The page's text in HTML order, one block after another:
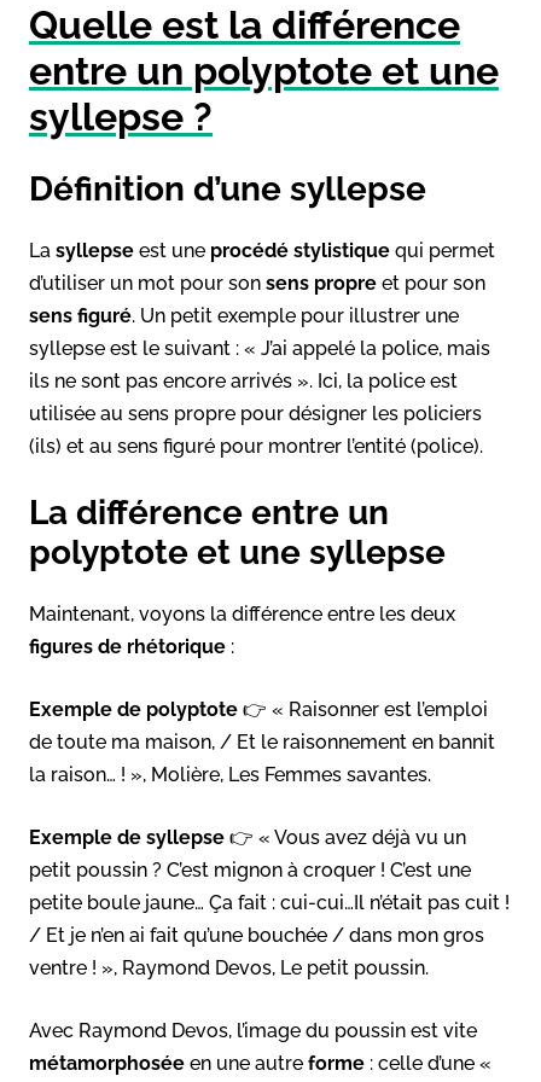
Quelle est la différence
entre un polyptote et une
syllepse ?
Définition d’une syllepse
La syllepse est une procédé stylistique qui permet
d’utiliser un mot pour son sens propre et pour son
sens figuré. Un petit exemple pour illustrer une
syllepse est le suivant : « J’ai appelé la police, mais
ils ne sont pas encore arrivés ». Ici, la police est
utilisée au sens propre pour désigner les policiers
(ils) et au sens figuré pour montrer l’entité (police).
La différence entre un
polyptote et une syllepse
Maintenant, voyons la différence entre les deux
figures de rhétorique :
Exemple de polyptote 👉 « Raisonner est l’emploi
de toute ma maison, / Et le raisonnement en bannit
la raison… ! », Molière, Les Femmes savantes.
Exemple de syllepse 👉 « Vous avez déjà vu un
petit poussin ? C’est mignon à croquer ! C’est une
petite boule jaune… Ça fait : cui-cui…Il n’était pas cuit !
/ Et je n’en ai fait qu’une bouchée / dans mon gros
ventre ! », Raymond Devos, Le petit poussin.
Avec Raymond Devos, l’image du poussin est vite
métamorphosée en une autre forme : celle d’une «